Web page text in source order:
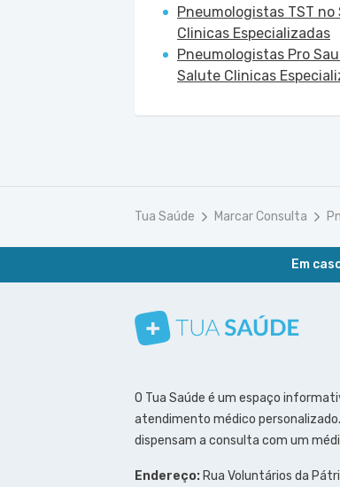
Pneumologistas TST no
Clinicas Especializadas
Pneumologistas Pro
Salute Clinicas
Tua Saúde Marcar Consulta
Em
Conheça nosso canal
Siga a gente no Instagram
Siga a gente no Facebook
Siga a gente no
O Tua Saúde é um espaço
atendimento médico
dispensam a consulta com um
Endereço: Rua Voluntários da